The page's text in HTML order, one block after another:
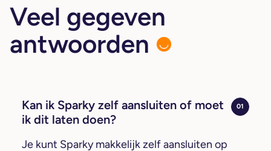
Veel gegeven
antwoorden
Kan ik Sparky zelf aansluiten of moet
ik dit laten doen?
Je kunt Sparky makkelijk zelf aansluiten op
01